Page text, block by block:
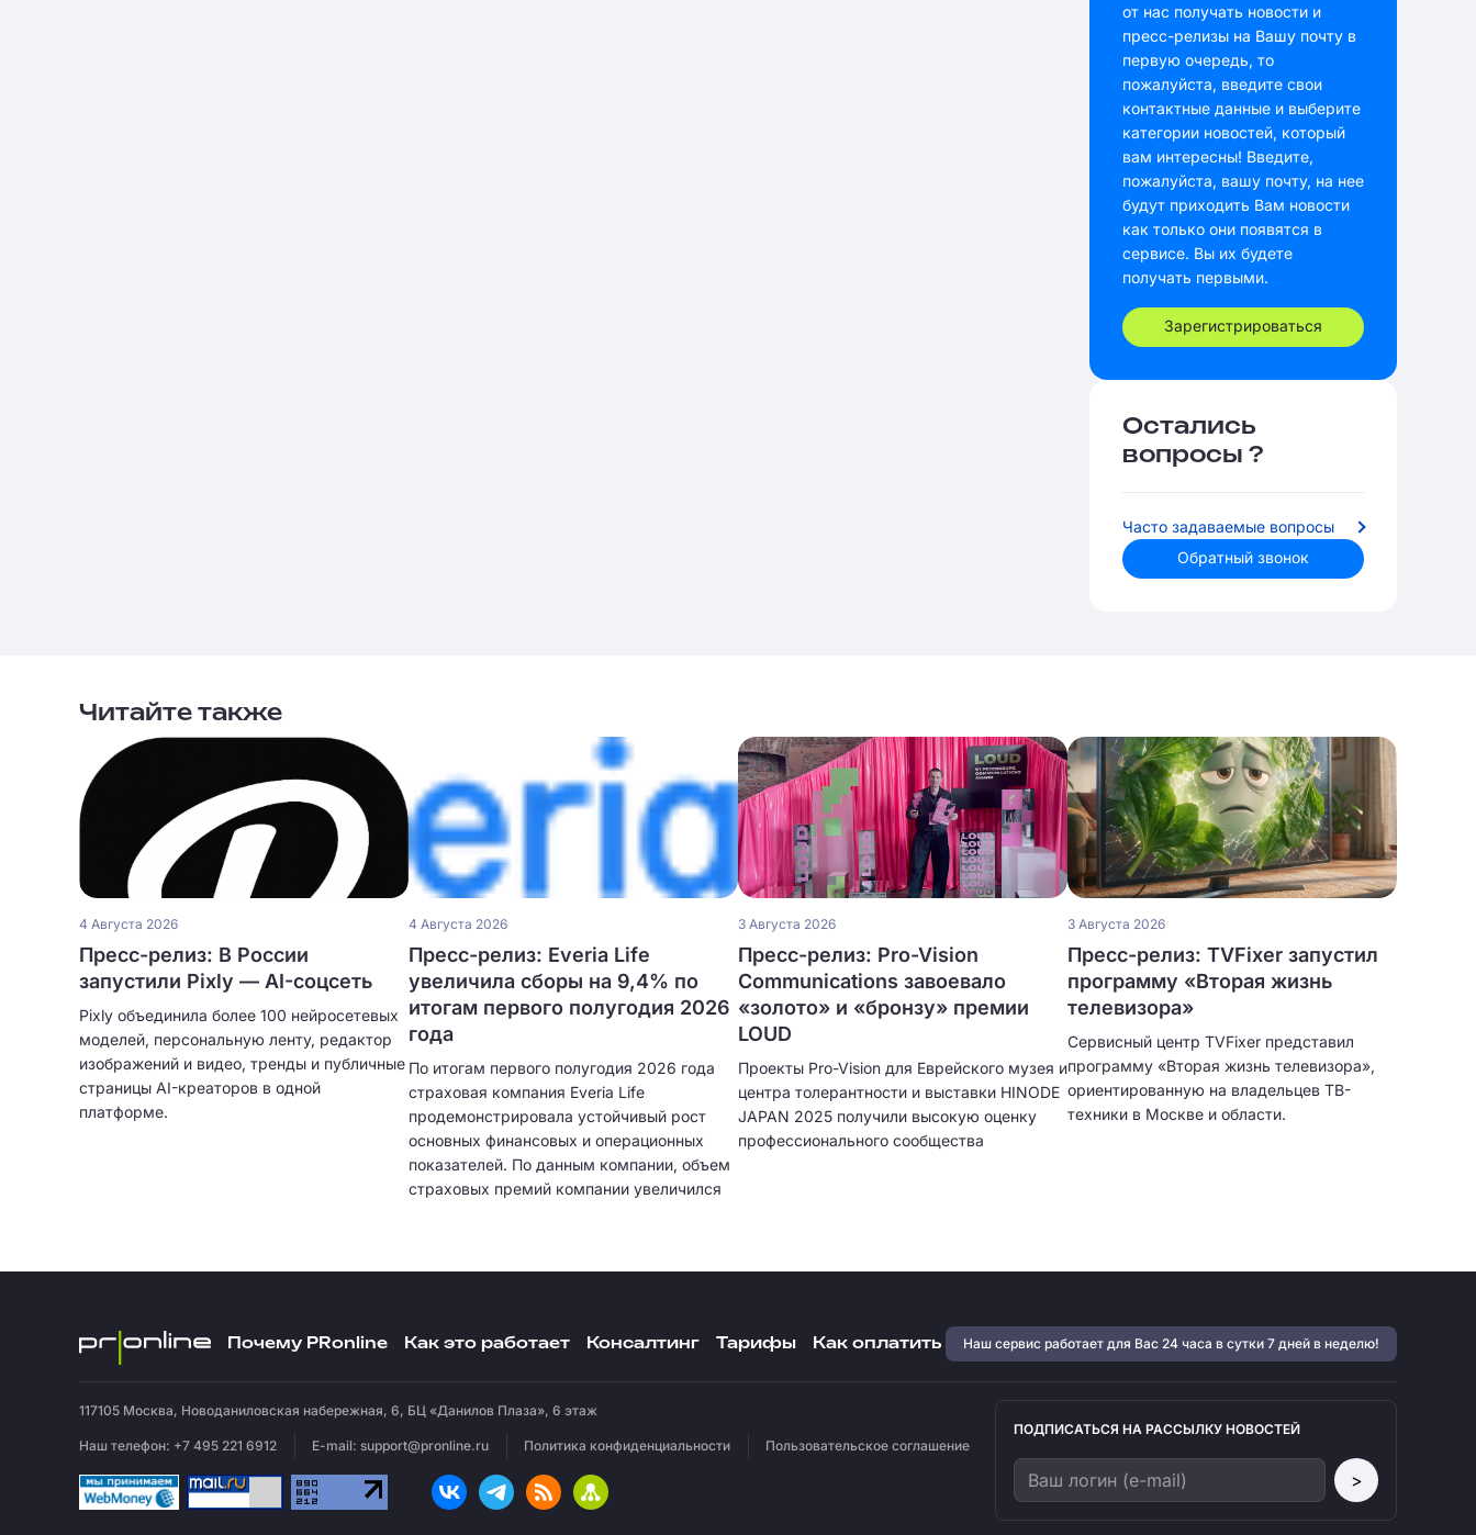
от нас получать новости и
пресс-релизы на Вашу почту в
первую очередь, то
пожалуйста, введите свои
контактные данные и выберите
категории новостей, который
вам интересны! Введите,
пожалуйста, вашу почту, на нее
будут приходить Вам новости
как только они появятся в
сервисе. Вы их будете
получать первыми.
Зарегистрироваться
Остались
вопросы ?
Часто задаваемые вопросы
Обратный звонок
Читайте также
4 Августа 2026
Пресс-релиз: В России
запустили Pixly — AI-соцсеть
Pixly объединила более 100 нейросетевых
моделей, персональную ленту, редактор
изображений и видео, тренды и публичные
страницы AI-креаторов в одной
платформе.
4 Августа 2026
Пресс-релиз: Everia Life
увеличила сборы на 9,4% по
итогам первого полугодия 2026
года
По итогам первого полугодия 2026 года
страховая компания Everia Life
продемонстрировала устойчивый рост
основных финансовых и операционных
показателей. По данным компании, объем
страховых премий компании увеличился
3 Августа 2026
Пресс-релиз: Pro-Vision
Communications завоевало
«золото» и «бронзу» премии
LOUD
Проекты Pro-Vision для Еврейского музея и
центра толерантности и выставки HINODE
JAPAN 2025 получили высокую оценку
профессионального сообщества
3 Августа 2026
Пресс-релиз: TVFixer запустил
программу «Вторая жизнь
телевизора»
Сервисный центр TVFixer представил
программу «Вторая жизнь телевизора»,
ориентированную на владельцев ТВ-
техники в Москве и области.
Почему PRonline Как это работает Консалтинг Тарифы Как оплатить Наш сервис работает для Вас 24 часа в сутки 7 дней в неделю!
117105 Москва, Новоданиловская набережная, 6, БЦ «Данилов Плаза», 6 этаж
Наш телефон: +7 495 221 6912 E-mail: support@pronline.ru Политика конфиденциальности Пользовательское соглашение
ПОДПИСАТЬСЯ НА РАССЫЛКУ НОВОСТЕЙ